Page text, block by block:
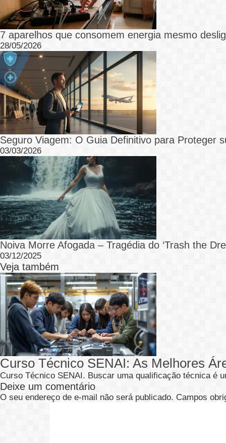
7 aparelhos que consomem energia mesmo
28/05/2026
Seguro Viagem: O Guia Definitivo para Proteger
03/03/2026
Noiva Morre Afogada – Tragédia do ‘Trash the
03/12/2025
Veja também
Curso Técnico SENAI: As Melhores
Curso Técnico SENAI. Buscar uma qualificação técnica é
Deixe um comentário
O seu endereço de e-mail não será publicado. Campos